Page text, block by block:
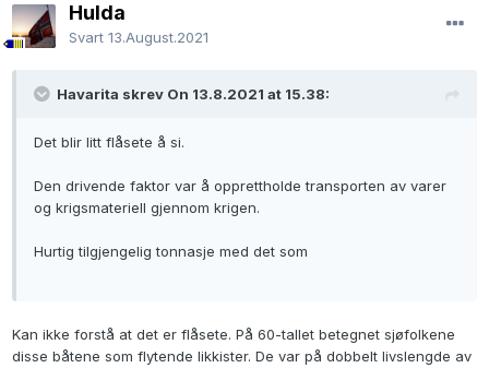
Hulda
Svart 13.August.2021
Havarita skrev On 13.8.2021 at 15.38:
Det blir litt flåsete å si.
Den drivende faktor var å opprettholde transporten av varer
og krigsmateriell gjennom krigen.
Hurtig tilgjengelig tonnasje med det som
Kan ikke forstå at det er flåsete. På 60-tallet betegnet sjøfolkene
disse båtene som flytende likkister. De var på dobbelt livslengde av